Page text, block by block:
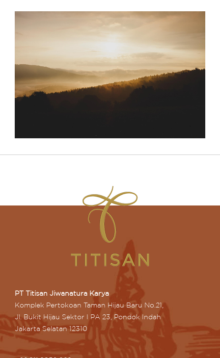
PT Titisan Jiwanatura Karya
Komplek Pertokoan Taman Hijau Baru No.21,
Jl. Bukit Hijau Sektor I PA 23, Pondok Indah
Jakarta Selatan 12310